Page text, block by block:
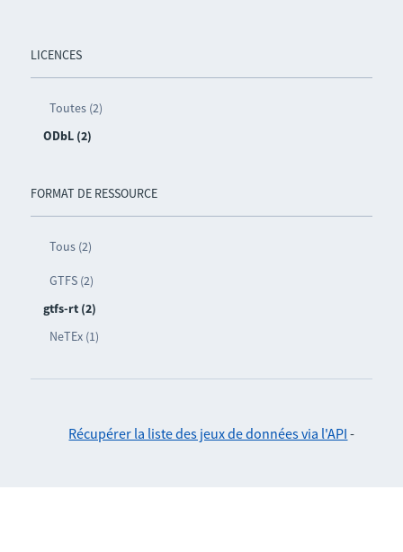
LICENCES
Toutes (2)
ODbL (2)
FORMAT DE RESSOURCE
Tous (2)
GTFS (2)
gtfs-rt (2)
NeTEx (1)
Récupérer la liste des jeux de données via l'API -